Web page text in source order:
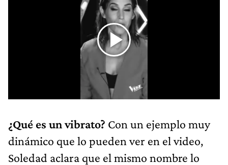
¿Qué es un vibrato? Con un ejemplo muy
dinámico que lo pueden ver en el video,
Soledad aclara que el mismo nombre lo